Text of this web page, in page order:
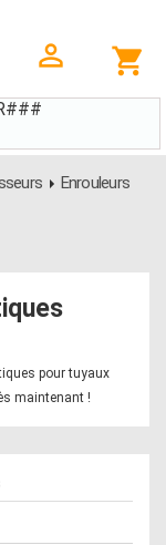
Enrouleurs
pour tuyaux
maintenant !